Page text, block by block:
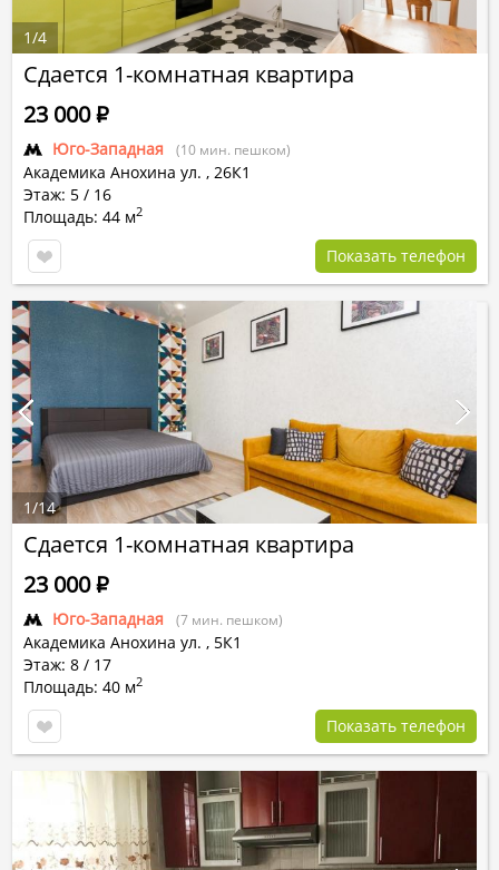
Сдается 1-комнатная квартира
Юго-Западная (10 мин. пешком)
Академика Анохина ул. , 26К1
Этаж: 5 / 16
Площадь: 44 м2
23 000Р
Показать телефон
1/4
Сдается 1-комнатная квартира
Юго-Западная (7 мин. пешком)
Академика Анохина ул. , 5К1
Этаж: 8 / 17
Площадь: 40 м2
23 000Р
Показать телефон
1/14